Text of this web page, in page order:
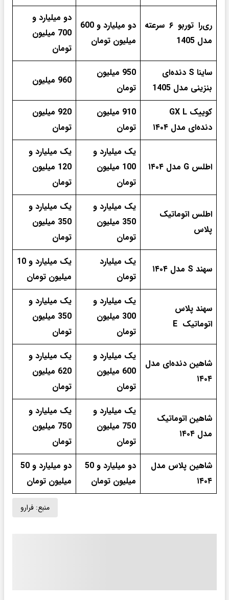
ری‌را توربو ۶ سرعته
مدل 1405
دو میلیارد و 600
میلیون تومان
دو میلیارد و
700 میلیون
تومان
ساینا S دنده‌ای
بنزینی مدل 1405
950 میلیون
تومان
960 میلیون
کوییک GX L
دنده‌ای مدل ۱۴۰۴
910 میلیون
تومان
920 میلیون
تومان
اطلس G مدل ۱۴۰۴
یک میلیارد و
100 میلیون
تومان
یک میلیارد و
120 میلیون
تومان
اطلس اتوماتیک
پلاس
یک میلیارد و
350 میلیون
تومان
یک میلیارد و
350 میلیون
تومان
سهند S مدل ۱۴۰۴
یک میلیارد
تومان
یک میلیارد و 10
میلیون تومان
سهند پلاس
اتوماتیک E
یک میلیارد و
300 میلیون
تومان
یک میلیارد و
350 میلیون
تومان
شاهین دنده‌ای مدل
۱۴۰۴
یک میلیارد و
600 میلیون
تومان
یک میلیارد و
620 میلیون
تومان
شاهین اتوماتیک
مدل ۱۴۰۴
یک میلیارد و
750 میلیون
تومان
یک میلیارد و
750 میلیون
تومان
شاهین پلاس مدل
۱۴۰۴
دو میلیارد و 50
میلیون تومان
دو میلیارد و 50
میلیون تومان
منبع: فرارو